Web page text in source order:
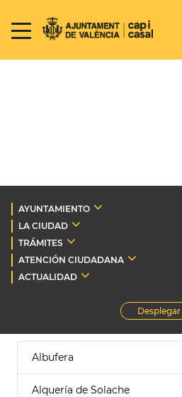
AYUNTAMIENTO
LA CIUDAD
TRÁMITES
ATENCIÓN CIUDADANA
ACTUALIDAD
Desplegar
Albufera
Alquería de Solache